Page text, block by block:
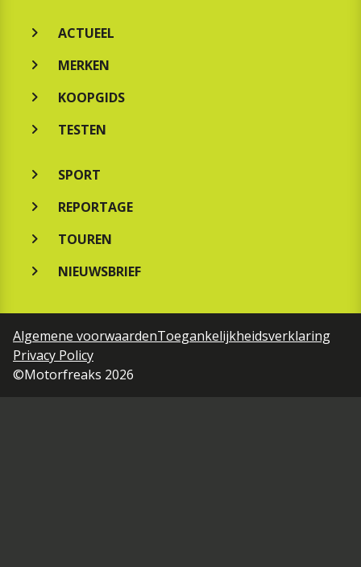
ACTUEEL
MERKEN
KOOPGIDS
TESTEN
SPORT
REPORTAGE
TOUREN
NIEUWSBRIEF
Algemene voorwaardenToegankelijkheidsverklaring
Privacy Policy
©Motorfreaks 2026